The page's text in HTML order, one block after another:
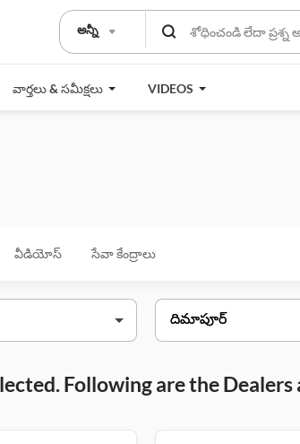
అన్నీ
వార్తలు & సమీక్షలు VIDEOS
వీడియోస్ సేవా కేంద్రాలు
Following are the